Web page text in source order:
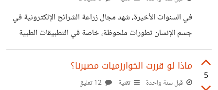
جذرية لإشكاليات التوظيف التقليدي كالسرعة الفائقة، وتقليل
التكاليف، والحد من التحيز البشري أو هكذا يفترض لكن ماذا عن
في السنوات الأخيرة، شهد مجال زراعة الشرائح الإلكترونية في
جسم الإنسان تطورات ملحوظة، خاصة في التطبيقات الطبية
والتقنية ومن أبرز هذه التطورات ما قامت به شركة نيورالينك
(Neuralink) التابعة لإيلون ماسك، حيث أعلنت في يناير
2024 عن نجاحها في زراعة أول شريحة في دماغ بشري، بهدف
5
ماذا لو قررت الخوارزميات مصيرنا؟
قبل سنة واحدة تقنية